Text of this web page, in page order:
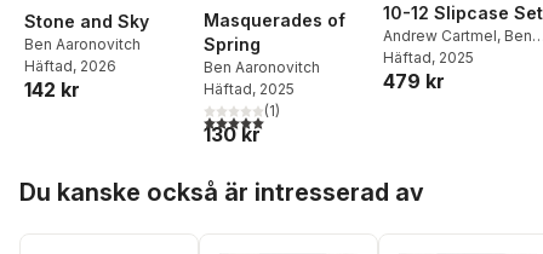
Stone and Sky
Ben Aaronovitch
Häftad, 2026
142 kr
Masquerades of
Spring
Ben Aaronovitch
Häftad, 2025
5,0utav 5 stjärnor. Totalt antal röster:
(1)
130 kr
10-12 Slipcase Set
Andrew Cartmel, Ben
Aaronovitch,
Maria Beroy
Häftad, 2025
479 kr
Du kanske också är intresserad av